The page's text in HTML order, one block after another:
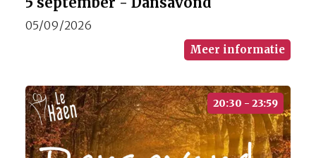
05/09/2026
Meer informatie
20:30 - 23:59